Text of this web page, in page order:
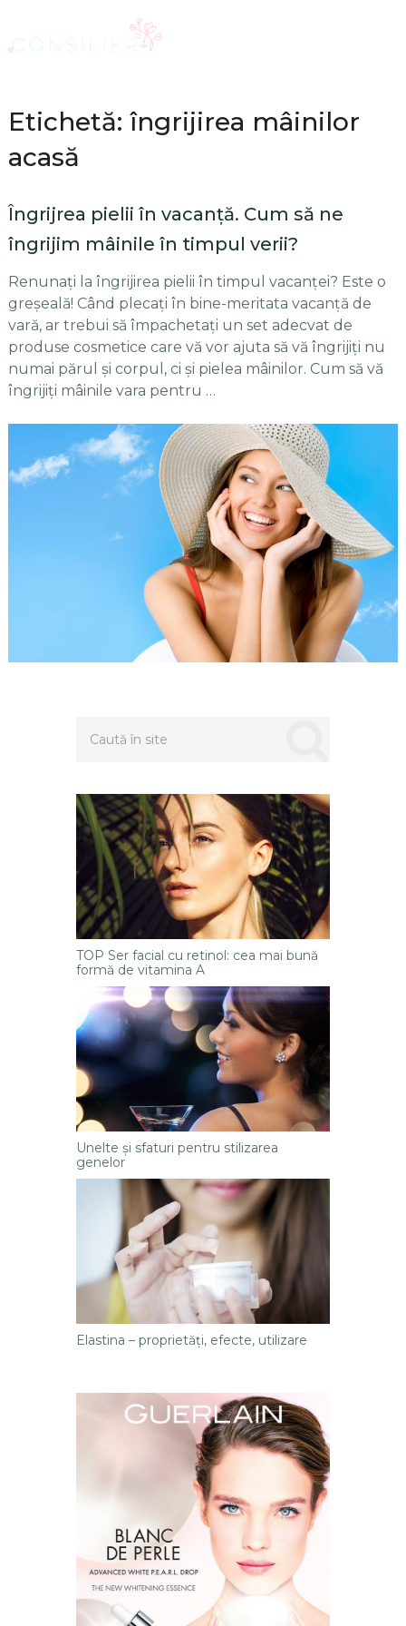
Etichetă: îngrijirea mâinilor
acasă
Îngrijrea pielii în vacanţă. Cum să ne
îngrijim mâinile în timpul verii?
Renunaţi la îngrijirea pielii în timpul vacanţei? Este o
greşeală! Când plecaţi în bine-meritata vacanţă de
vară, ar trebui să împachetaţi un set adecvat de
produse cosmetice care vă vor ajuta să vă îngrijiţi nu
numai părul şi corpul, ci şi pielea mâinilor. Cum să vă
îngrijiţi mâinile vara pentru …
TOP Ser facial cu retinol: cea mai bună
formă de vitamina A
Unelte și sfaturi pentru stilizarea
genelor
Elastina – proprietăţi, efecte, utilizare